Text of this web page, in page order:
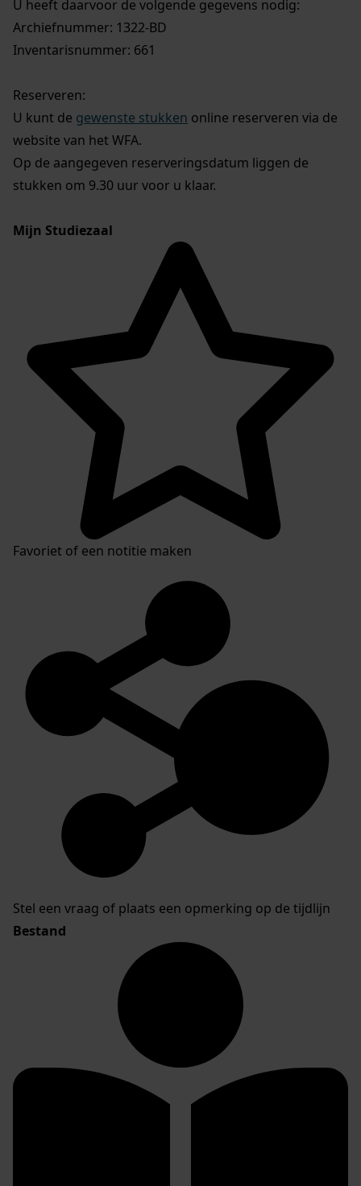
U heeft daarvoor de volgende gegevens nodig:
Archiefnummer: 1322-BD
Inventarisnummer: 661
Reserveren:
U kunt de gewenste stukken online reserveren via de
website van het WFA.
Op de aangegeven reserveringsdatum liggen de
stukken om 9.30 uur voor u klaar.
Mijn Studiezaal
Favoriet of een notitie maken
Stel een vraag of plaats een opmerking op de tijdlijn
Bestand